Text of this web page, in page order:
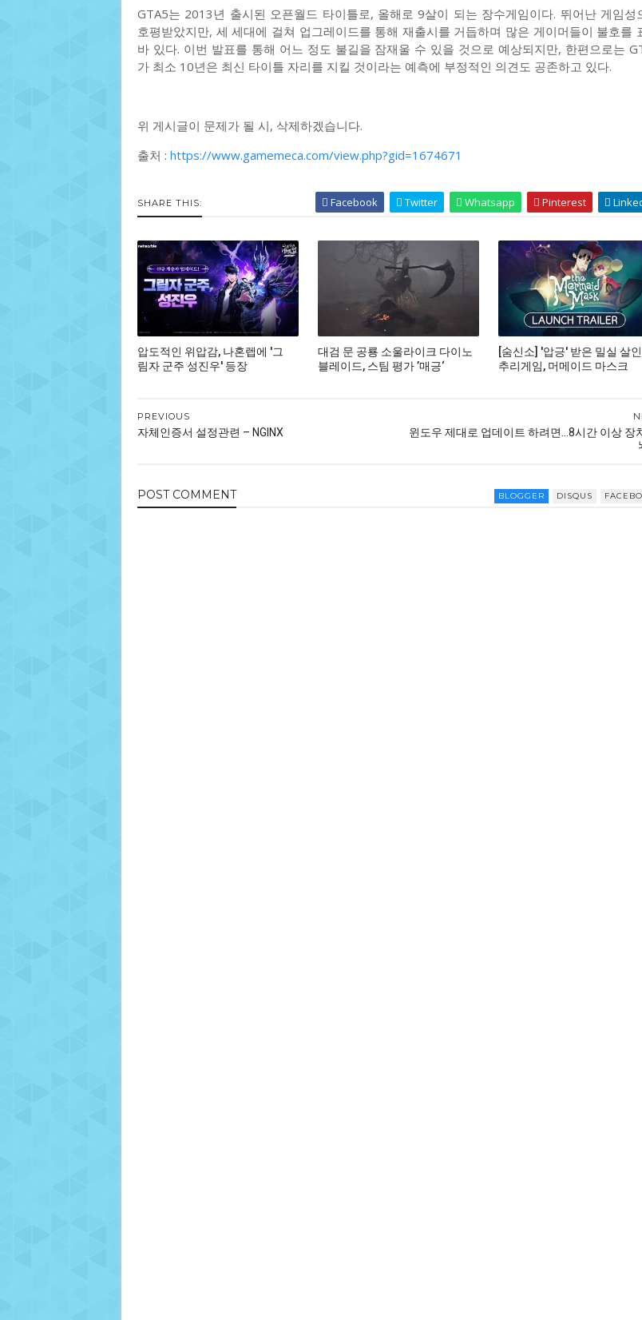
GTA5는 2013년 출시된 오픈월드 타이틀로, 올해로 9살이 되는 장수게임이다. 뛰어난 게임성
호평받았지만, 세 세대에 걸쳐 업그레이드를 통해 재출시를 거듭하며 많은 게이머들이 불호를
바 있다. 이번 발표를 통해 어느 정도 불길을 잠재울 수 있을 것으로 예상되지만, 한편으로는
가 최소 10년은 최신 타이틀 자리를 지킬 것이라는 예측에 부정적인 의견도 공존하고 있다.
위 게시글이 문제가 될 시, 삭제하겠습니다.
출처 : https://www.gamemeca.com/view.php?gid=1674671
SHARE THIS: Facebook Twitter Whatsapp Pinterest
압도적인 위압감, 나혼렙에 '그
림자 군주 성진우' 등장
대검 문 공룡 소울라이크 다이노
블레이드, 스팀 평가 ’매긍‘
[숨신소] '압긍' 받은 밀실 살인
추리게임, 머메이드 마스크
윈도우 제대로 업데이트 하려면...8시간 이상 장
PREVIOUS
자체인증서 설정관련 – NGINX
POST COMMENT BLOGGER DISQUS